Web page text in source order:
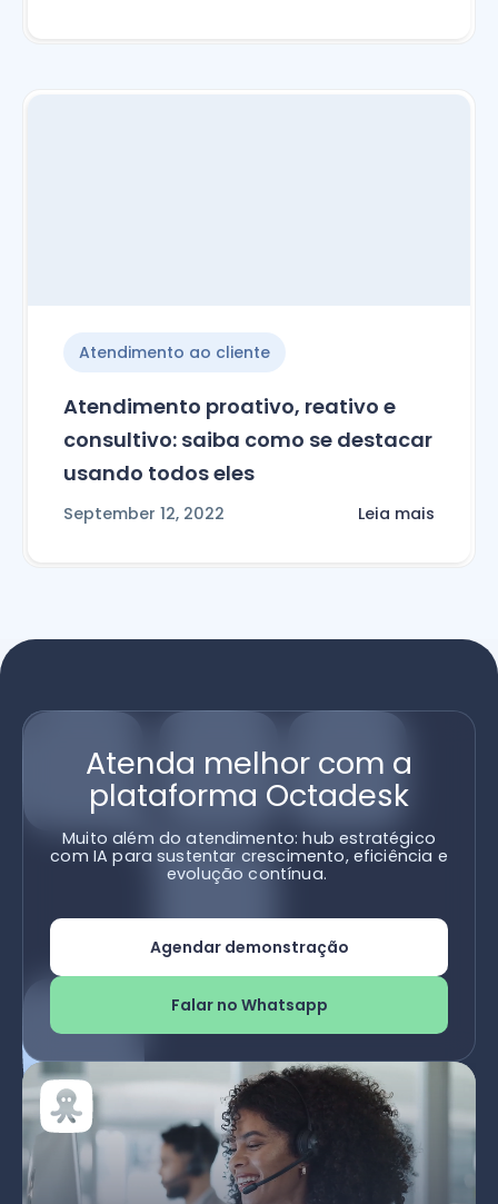
Atendimento ao cliente
Atendimento proativo, reativo e
consultivo: saiba como se destacar
usando todos eles
September 12, 2022 Leia mais
Atenda melhor com a
plataforma Octadesk
Muito além do atendimento: hub estratégico
com IA para sustentar crescimento, eficiência e
evolução contínua.
Agendar demonstração
Falar no Whatsapp